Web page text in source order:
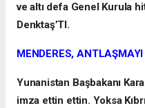
ve altı defa Genel Kurula
Denktaş’TI.
MENDERES,
Yunanistan Başbakanı
imza ettin ettin. Yoksa